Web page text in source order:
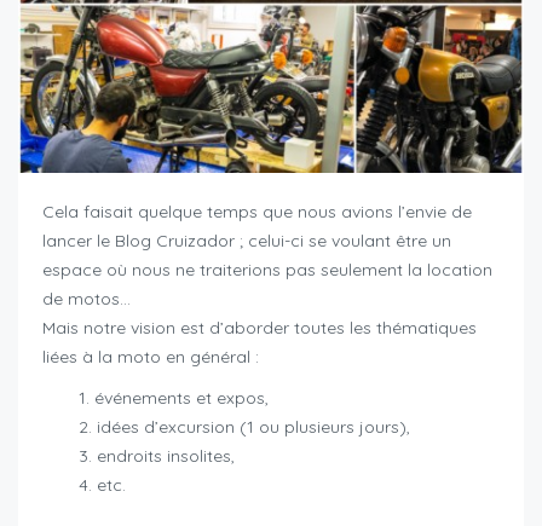
Cela faisait quelque temps que nous avions l’envie de
lancer le Blog Cruizador ; celui-ci se voulant être un
espace où nous ne traiterions pas seulement la location
de motos…
Mais notre vision est d’aborder toutes les thématiques
liées à la moto en général :
événements et expos,
idées d’excursion (1 ou plusieurs jours),
endroits insolites,
etc.